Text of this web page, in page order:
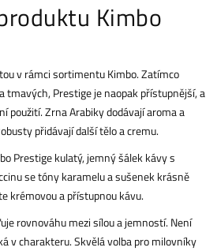
Kimbo
v rámci sortimentu Kimbo. Zatímco
tmavých, Prestige je naopak přístupnější, a
použití. Zrna Arabiky dodávají aroma a
přidávají další tělo a cremu.
Prestige kulatý, jemný šálek kávy s
se tóny karamelu a sušenek krásně
krémovou a přístupnou kávu.
rovnováhu mezi sílou a jemností. Není
v charakteru. Skvělá volba pro milovníky